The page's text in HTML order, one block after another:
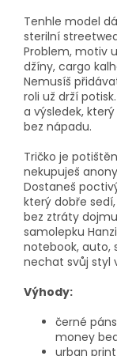
Tenhle model
sterilní
Problem, motiv
džíny, cargo
Nemusíš
roli už drží
a výsledek,
bez nápadu.
Tričko je
nekupuješ
Dostaneš
který dobře
bez ztráty
samolepku
notebook, auto,
nechat svůj styl
Výhody:
černé
money
urban